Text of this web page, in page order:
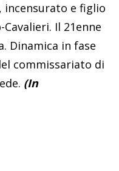
incensurato e figlio
Il 21enne
Dinamica in fase
commissariato di
(In